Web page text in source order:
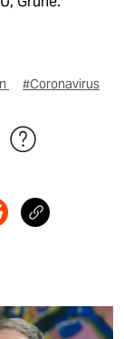
#Coronavirus